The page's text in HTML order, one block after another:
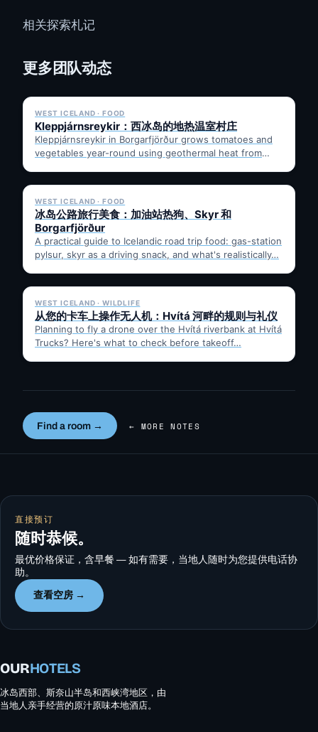
相关探索札记
更多团队动态
WEST ICELAND · FOOD
Kleppjárnsreykir：西冰岛的地热温室村庄
Kleppjárnsreykir in Borgarfjörður grows tomatoes and
vegetables year-round using geothermal heat from
✓ 6 JUL
WEST ICELAND · FOOD
冰岛公路旅行美食：加油站热狗、Skyr 和
Borgarfjörður
A practical guide to Icelandic road trip food: gas-station
pylsur, skyr as a driving snack, and what's realistically…
✓ 6 JUL
WEST ICELAND · WILDLIFE
从您的卡车上操作无人机：Hvítá 河畔的规则与礼仪
Planning to fly a drone over the Hvítá riverbank at Hvítá
Trucks? Here's what to check before takeoff…
Find a room → ← MORE NOTES
直接预订
随时恭候。
最优价格保证，含早餐 — 如有需要，当地人随时为您提供电话协
助。
查看空房 →
OURHOTELS
冰岛西部、斯奈山半岛和西峡湾地区，由
当地人亲手经营的原汁原味本地酒店。